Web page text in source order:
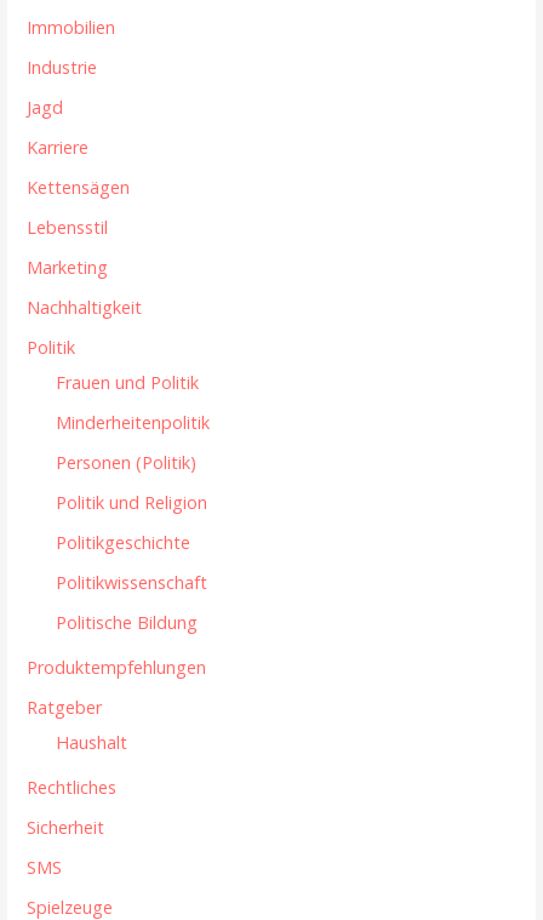
Immobilien
Industrie
Jagd
Karriere
Kettensägen
Lebensstil
Marketing
Nachhaltigkeit
Politik
Frauen und Politik
Minderheitenpolitik
Personen (Politik)
Politik und Religion
Politikgeschichte
Politikwissenschaft
Politische Bildung
Produktempfehlungen
Ratgeber
Haushalt
Rechtliches
Sicherheit
SMS
Spielzeuge